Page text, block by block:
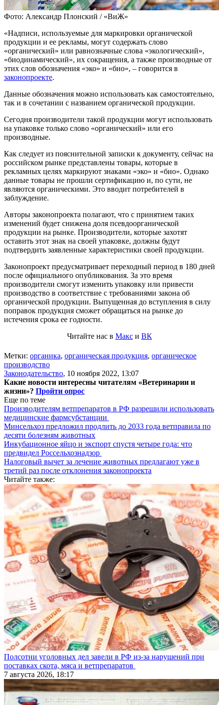
Фото: Александр Плонский / «ВиЖ»
«Надписи, используемые для маркировки органической
продукции и ее рекламы, могут содержать слово
«органический» или равнозначные слова «экологический»,
«биодинамический», их сокращения, а также производные от
этих слов обозначения «эко» и «био», – говорится в
законопроекте.
Данные обозначения можно использовать как самостоятельно,
так и в сочетании с названием органической продукции.
Сегодня производители такой продукции могут использовать
на упаковке только слово «органический» или его
производные.
Как следует из пояснительной записки к документу, сейчас на
российском рынке представлены товары, которые в
рекламных целях маркируют знаками «эко» и «био». Однако
данные товары не прошли сертификацию и, по сути, не
являются органическими. Это вводит потребителей в
заблуждение.
Авторы законопроекта полагают, что с принятием таких
изменений будет снижена доля псевдоорганической
продукции на рынке. Производители, которые захотят
оставить этот знак на своей упаковке, должны будут
подтвердить заявленные характеристики своей продукции.
Законопроект предусматривает переходный период в 180 дней
после официального опубликования. За это время
производители смогут изменить упаковку или привести
производство в соответствие с требованиями закона об
органической продукции. Выпущенная до вступления в силу
поправок продукция сможет обращаться на рынке до
истечения срока ее годности.
Читайте нас в Макс и ВК
Метки: органика, органическая продукция, органическое
производство
Законодательство, 10 ноября 2022, 13:07
Какие новости интересны читателям «Ветеринарии и
жизни»? Пройти опрос
Еще по теме
Производителям ветпрепаратов в РФ разрешили использовать
медицинские фармсубстанции
Минсельхоз предложил продлить до 2033 года ветправила по
десяти болезням животных
Инкубационное яйцо и экспорт спустя четыре года: что
предвидел Россельхознадзор
Налоговый вычет за лечение животных предлагают уже в
третий раз после отклонения законопроекта
Читайте также:
Полсотни уголовных дел завели в РФ из-за нарушений при
поставках скота, мяса и ветпрепаратов
7 августа 2026, 18:17